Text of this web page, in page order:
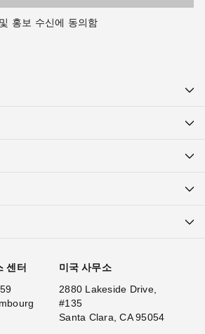
홍보 수신에 동의함
센터
미국 사무소
2880 Lakeside Drive,
#135
Santa Clara, CA 95054